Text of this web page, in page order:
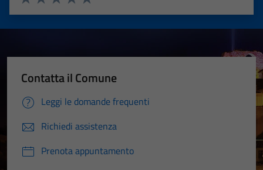
Valuta 5 stelle su 5
Valuta 4 stelle su 5
Valuta 3 stelle su 5
Valuta 2 stelle su 5
Valuta 1 stelle su 5
Contatta il Comune
Leggi le domande frequenti
Richiedi assistenza
Prenota appuntamento